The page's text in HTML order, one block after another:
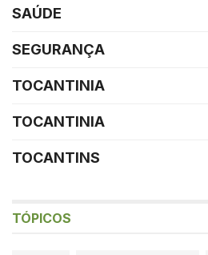
SAÚDE
SEGURANÇA
TOCANTINIA
TOCANTINIA
TOCANTINS
TÓPICOS